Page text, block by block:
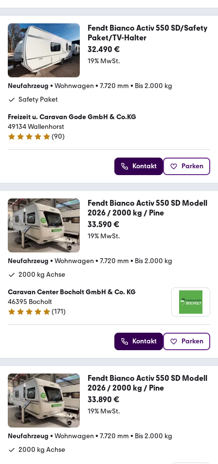
Fendt Bianco Activ 550 SD/Safety
Paket/TV-Halter
32.490 €
19% MwSt.
Neufahrzeug • Wohnwagen • 7.720 mm • Bis 2.000 kg
Safety Paket
Freizeit u. Caravan Gode GmbH & Co.KG
49134 Wallenhorst
4.9 Sterne
(90)
Kontakt Parken
Fendt Bianco Activ 550 SD Modell
2026 / 2000 kg / Pine
33.590 €
19% MwSt.
Neufahrzeug • Wohnwagen • 7.720 mm • Bis 2.000 kg
2000 kg Achse
Caravan Center Bocholt GmbH & Co. KG
46395 Bocholt
4.8 Sterne
(171)
Kontakt Parken
Fendt Bianco Activ 550 SD Modell
2026 / 2000 kg / Pine
33.890 €
19% MwSt.
Neufahrzeug • Wohnwagen • 7.720 mm • Bis 2.000 kg
2000 kg Achse